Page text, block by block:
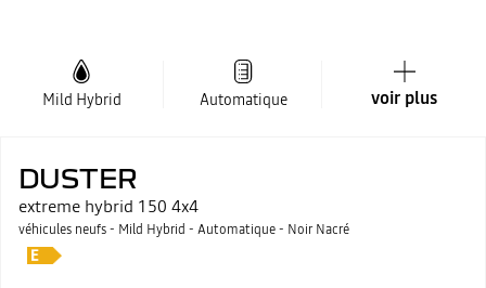
Mild Hybrid Automatique voir plus
DUSTER
extreme hybrid 150 4x4
véhicules neufs - Mild Hybrid - Automatique - Noir Nacré